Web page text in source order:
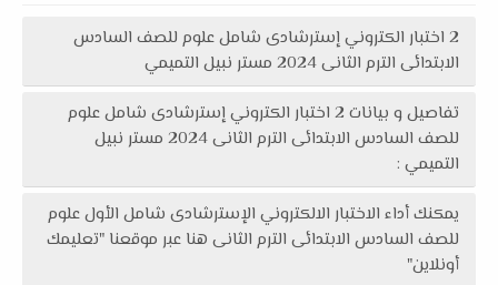
2 اختبار الكتروني إسترشادى شامل علوم للصف السادس
الابتدائى الترم الثانى 2024 مستر نبيل التميمي
تفاصيل و بيانات 2 اختبار الكتروني إسترشادى شامل علوم
للصف السادس الابتدائى الترم الثانى 2024 مستر نبيل
التميمي :
يمكنك أداء الاختبار الالكتروني الإسترشادى شامل الأول علوم
للصف السادس الابتدائى الترم الثانى هنا عبر موقعنا "تعليمك
أونلاين"